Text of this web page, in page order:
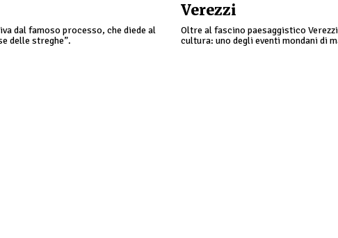
dal famoso processo, che diede al
delle streghe”.
Verezzi
Oltre al fascino paesaggistico
cultura: uno degli eventi mondani di